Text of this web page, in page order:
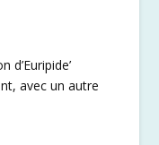
d’Euripide’
avec un autre